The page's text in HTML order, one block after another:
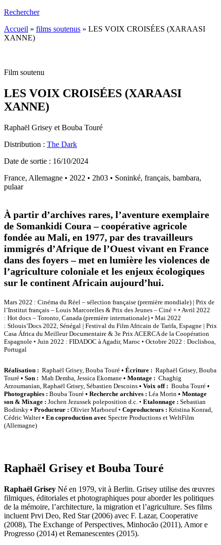
Rechercher
Accueil » films soutenus » LES VOIX CROISÉES (XARAASI
XANNE)
Film soutenu
LES VOIX CROISÉES (XARAASI
XANNE)
Raphaël Grisey et Bouba Touré
Distribution : The Dark
Date de sortie : 16/10/2024
France, Allemagne • 2022 • 2h03 • Soninké, français, bambara,
pulaar
À partir d’archives rares, l’aventure exemplaire
de Somankidi Coura – coopérative agricole
fondée au Mali, en 1977, par des travailleurs
immigrés d’Afrique de l’Ouest vivant en France
dans des foyers – met en lumière les violences de
l’agriculture coloniale et les enjeux écologiques
sur le continent Africain aujourd’hui.
Mars 2022 : Cinéma du Réel – sélection française (première mondiale) | Prix de
l’Institut français – Louis Marcorelles & Prix des Jeunes – Ciné + • Avril 2022
: Hot docs – Toronto, Canada (première internationale) • Mai 2022
: Stlouis’Docs 2022, Sénégal | Festival du Film Africain de Tarifa, Espagne | Prix
Casa África du Meilleur Documentaire & 3e Prix ACERCA de la Coopération
Espagnole • Juin 2022 : FIDADOC à Agadir, Maroc • Octobre 2022 : Doclisboa,
Portugal
Réalisation : Raphaël Grisey, Bouba Touré • Écriture : Raphaël Grisey, Bouba
Touré • Son : Mah Demba, Jessica Ekomane • Montage : Chaghig
Arzoumanian, Raphaël Grisey, Sébastien Descoins • Voix off : Bouba Touré •
Photographies : Bouba Touré • Recherche archives : Léa Morin • Montage
son & Mixage : Jochen Jezussek poleposition d.c. • Etalonnage : Sebastian
Bodirsky • Producteur : Olivier Marboeuf • Coproducteurs : Kristina Konrad,
Cédric Walter• En coproduction avec Spectre Productions et WeltFilm
(Allemagne)
Raphaël Grisey et Bouba Touré
Raphaël Grisey Né en 1979, vit à Berlin. Grisey utilise des œuvres
filmiques, éditoriales et photographiques pour aborder les politiques
de la mémoire, l’architecture, la migration et l’agriculture. Ses films
incluent Prvi Deo, Red Star (2006) avec F. Lazar, Cooperative
(2008), The Exchange of Perspectives, Minhocão (2011), Amor e
Progresso (2014) et Remanescentes (2015).